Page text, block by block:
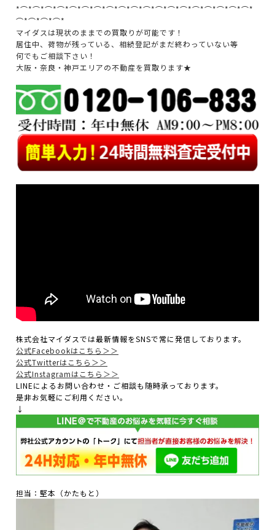
*⌒*⌒*⌒*⌒*⌒*⌒*⌒*⌒*⌒*⌒*⌒*⌒*⌒*⌒*⌒*⌒*⌒*⌒*⌒*
⌒*⌒*⌒*⌒*
マイダスは現状のままでの買取りが可能です！
居住中、荷物が残っている、相続登記がまだ終わっていない等
何でもご相談下さい！
大阪・奈良・神戸エリアの不動産を買取ります★
株式会社マイダスでは最新情報をSNSで常に発信しております。
公式Facebookはこちら＞＞
公式Twitterはこちら＞＞
公式Instagramはこちら＞＞
LINEによるお問い合わせ・ご相談も随時承っております。
是非お気軽にご利用ください。
↓
担当：堅本（かたもと）